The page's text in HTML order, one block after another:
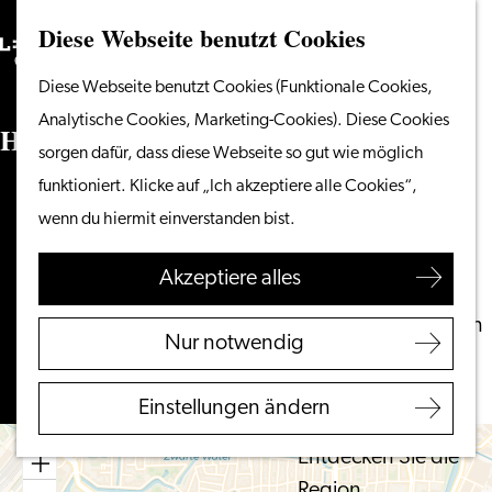
Diese Webseite benutzt Cookies
Diese Webseite benutzt Cookies (Funktionale Cookies,
Analytische Cookies, Marketing-Cookies). Diese Cookies
sorgen dafür, dass diese Webseite so gut wie möglich
funktioniert. Klicke auf „Ich akzeptiere alle Cookies“,
wenn du hiermit einverstanden bist.
Akzeptiere alles
Nur notwendig
Einstellungen ändern
Gehen
zur
Homepage
Menü
Suchen
Vom Wasser aus
Radeln & Wandern
Shoppen
Essen & Trinken
Ihren Besuch planen
Touristeninformation
Leiden
Entdecken Sie die
Suchen
Herengrachtkerk
Herengracht 68
bis
Herengrachtkerk
Herengrachtkerk